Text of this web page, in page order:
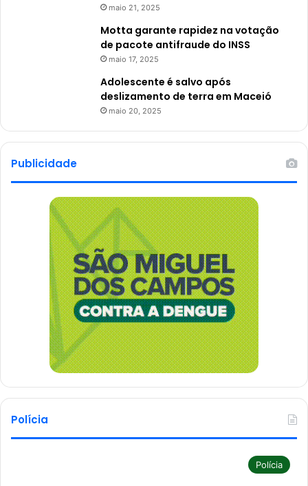
maio 21, 2025
Motta garante rapidez na votação
de pacote antifraude do INSS
maio 17, 2025
Adolescente é salvo após
deslizamento de terra em Maceió
maio 20, 2025
Publicidade
Polícia
Polícia